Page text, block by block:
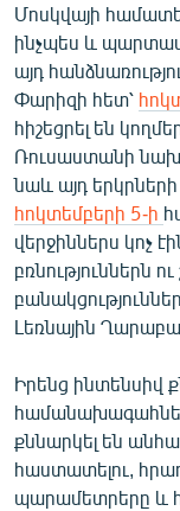
Մոսկվայի
ինչպես և
այդ
Փարիզի հետ՝
հիշեցրել են
Ռուսաստանի
նաև այդ
հոկտեմբերի 5-ի
վերջիններս կոչ
բռնություններն
Լեռնային
Իրենց ինտենսիվ
քննարկել են
հաստատելու,
պարամետրերը և